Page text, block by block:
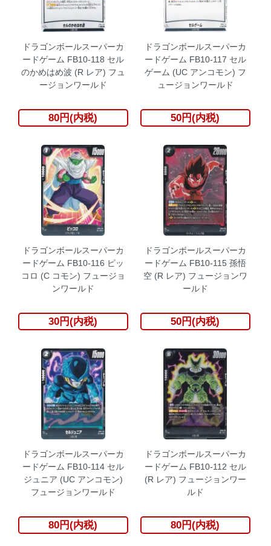
ドラゴンボールスーパーカ
ードゲーム FB10-118 セル
のかめはめ波 (R レア) フュ
ージョンワールド
80円(内税)
ドラゴンボールスーパーカ
ードゲーム FB10-117 セル
ゲーム (UC アンコモン) フ
ュージョンワールド
50円(内税)
ドラゴンボールスーパーカ
ードゲーム FB10-116 ピッ
コロ (C コモン) フュージョ
ンワールド
30円(内税)
ドラゴンボールスーパーカ
ードゲーム FB10-115 孫悟
空 (R レア) フュージョンワ
ールド
50円(内税)
ドラゴンボールスーパーカ
ードゲーム FB10-114 セル
ジュニア (UC アンコモン)
フュージョンワールド
80円(内税)
ドラゴンボールスーパーカ
ードゲーム FB10-112 セル
(R レア) フュージョンワー
ルド
80円(内税)